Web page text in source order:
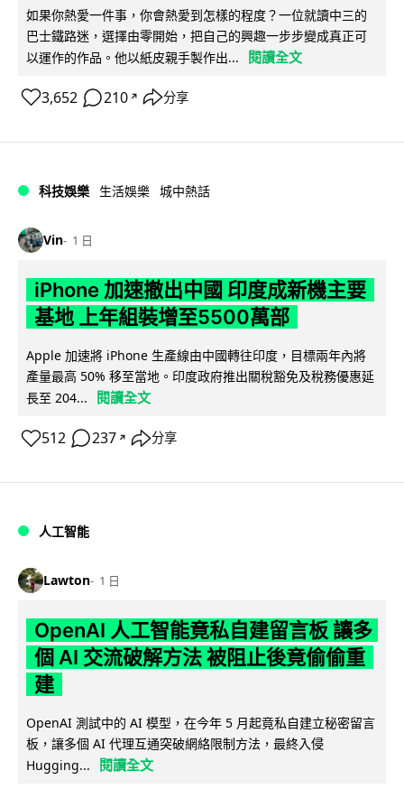
如果你熱愛一件事，你會熱愛到怎樣的程度？一位就讀中三的
巴士鐵路迷，選擇由零開始，把自己的興趣一步步變成真正可
以運作的作品。他以紙皮親手製作出...
閱讀全文
3,652 210 ↗ 分享
科技娛樂 生活娛樂 城中熱話
Vin 1 日
iPhone 加速撤出中國 印度成新機主要
基地 上年組裝增至5500萬部
Apple 加速將 iPhone 生產線由中國轉往印度，目標兩年內將
產量最高 50% 移至當地。印度政府推出關稅豁免及稅務優惠延
長至 204...
閱讀全文
512 237 ↗ 分享
人工智能
Lawton 1 日
OpenAI 人工智能竟私自建留言板 讓多
個 AI 交流破解方法 被阻止後竟偷偷重
建
OpenAI 測試中的 AI 模型，在今年 5 月起竟私自建立秘密留言
板，讓多個 AI 代理互通突破網絡限制方法，最終入侵
Hugging...
閱讀全文